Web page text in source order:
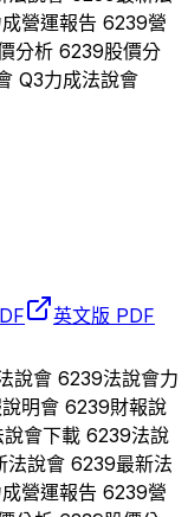
營運報告 6239營
分析 6239股價分
Q3力成法說會
英文版 PDF
說會 6239法說會力
明會 6239財報說
說會下載 6239法說
法說會 6239最新法
營運報告 6239營